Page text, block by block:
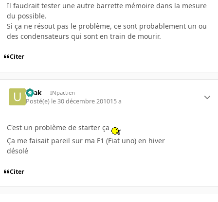
Il faudrait tester une autre barrette mémoire dans la mesure
du possible.
Si ça ne résout pas le problème, ce sont probablement un ou
des condensateurs qui sont en train de mourir.
Citer
uzak INpactien
Posté(e) le 30 décembre 201015 a
C'est un problème de starter ça
Ça me faisait pareil sur ma F1 (Fiat uno) en hiver
désolé
Citer